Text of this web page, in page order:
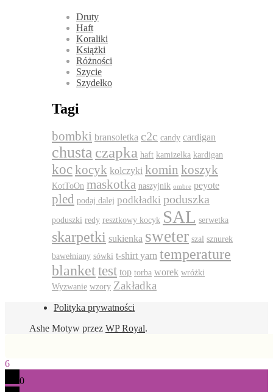
Druty
Haft
Koraliki
Książki
Różności
Szycie
Szydełko
Tagi
bombki bransoletka c2c candy cardigan
chusta czapka haft kamizelka kardigan
kockocyk kolczyki komin koszyk
KotToOn maskotka naszyjnik ombre peyote
pled podaj dalej podkładki poduszka
poduszki redy resztkowy kocyk SAL serwetka
skarpetki sukienka sweter szal sznurek
bawełniany sówki t-shirt yarn temperature
blanket test top torba worek wróżki
Wyzwanie wzory Zakładka
Polityka prywatności
Ashe Motyw przez WP Royal.
6
0